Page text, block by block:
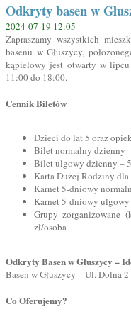
Odkryty basen w
2024-07-19 12:05
Zapraszamy wszystkich
basenu w Głuszycy,
kąpielowy jest otwarty w
11:00 do 18:00.
Cennik Biletów
Dzieci do lat 5 oraz
Bilet normalny dzienny
Bilet ulgowy dzienny –
Karta Dużej Rodziny dla
Karnet 5-dniowy
Karnet 5-dniowy ulgowy
Grupy zorganizowane
zł/osoba
Odkryty Basen w Głuszycy –
Basen w Głuszycy – Ul. Dolna 2
Co Oferujemy?